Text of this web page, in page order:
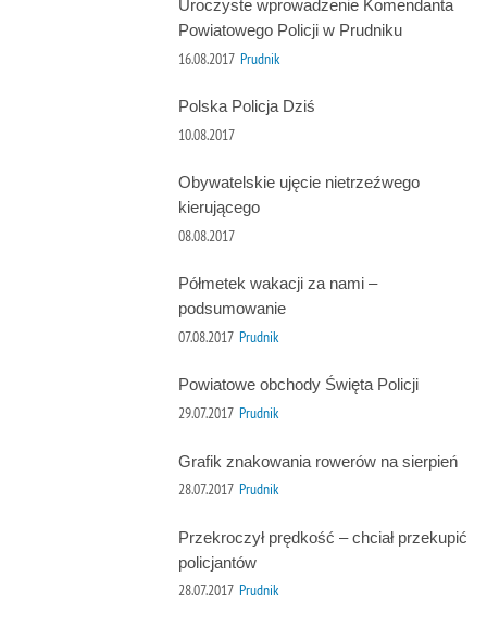
Uroczyste wprowadzenie Komendanta
Powiatowego Policji w Prudniku
16.08.2017 Prudnik
Polska Policja Dziś
10.08.2017
Obywatelskie ujęcie nietrzeźwego
kierującego
08.08.2017
Półmetek wakacji za nami –
podsumowanie
07.08.2017 Prudnik
Powiatowe obchody Święta Policji
29.07.2017 Prudnik
Grafik znakowania rowerów na sierpień
28.07.2017 Prudnik
Przekroczył prędkość – chciał przekupić
policjantów
28.07.2017 Prudnik